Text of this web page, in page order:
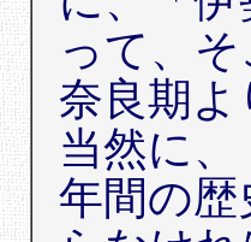
って、
奈良期
当然に
年間の歴